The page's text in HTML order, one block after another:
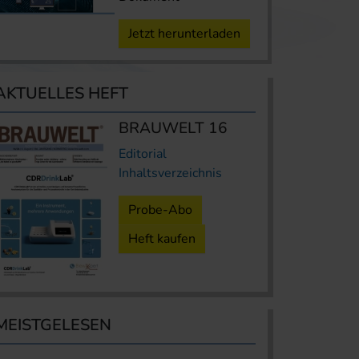
Jetzt herunterladen
HEFT
BRAUWELT 16
Editorial
Inhaltsverzeichnis
Probe-Abo
Heft kaufen